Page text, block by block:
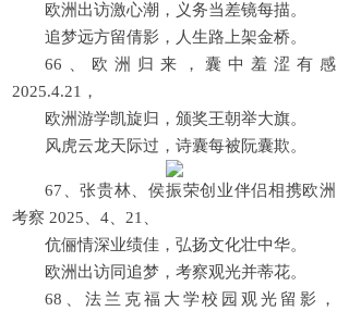
欧洲出访激心潮，义务当差镜每描。
追梦远方留倩影，人生路上架金桥。
66、欧洲归来，囊中羞涩有感
2025.4.21，
欧洲游学凯旋归，颁奖王朝举大旗。
风虎云龙天际过，诗囊每被阮囊欺。
67、张贵林、侯振荣创业伴侣相携欧洲
考察 2025、4、21、
伉俪情深业绩佳，弘扬文化壮中华。
欧洲出访同追梦，考察观光并蒂花。
68、法兰克福大学校园观光留影，